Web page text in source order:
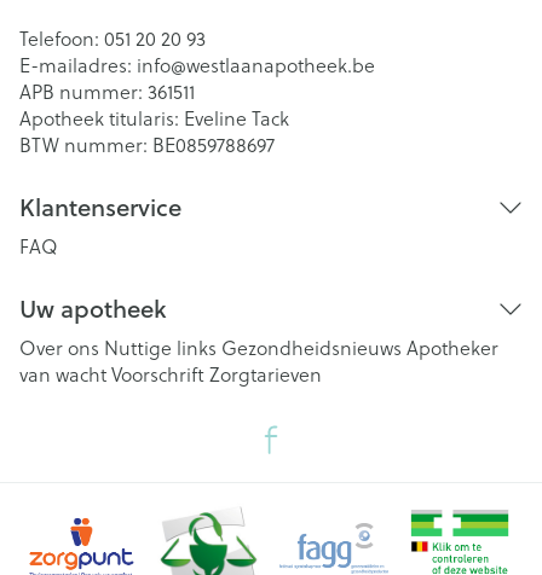
Telefoon: 051 20 20 93
E-mailadres: info@westlaanapotheek.be
APB nummer: 361511
Apotheek titularis: Eveline Tack
BTW nummer: BE0859788697
Klantenservice
FAQ
Uw apotheek
Over ons Nuttige links Gezondheidsnieuws Apotheker
van wachtVoorschriftZorgtarieven